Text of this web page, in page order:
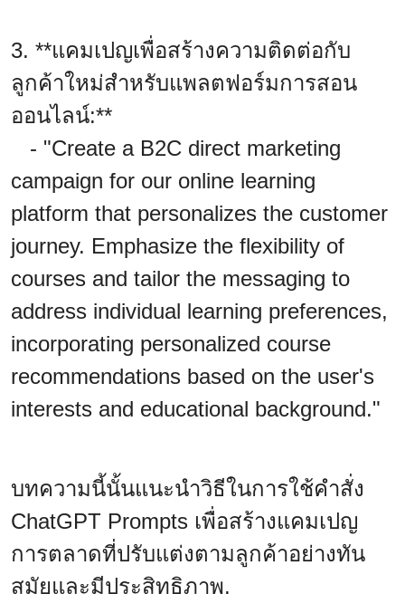
3. **แคมเปญเพื่อสร้างความติดต่อกับ
ลูกค้าใหม่สำหรับแพลตฟอร์มการสอน
ออนไลน์:**
- "Create a B2C direct marketing
campaign for our online learning
platform that personalizes the customer
journey. Emphasize the flexibility of
courses and tailor the messaging to
address individual learning preferences,
incorporating personalized course
recommendations based on the user's
interests and educational background."
บทความนี้นั้นแนะนำวิธีในการใช้คำสั่ง
ChatGPT Prompts เพื่อสร้างแคมเปญ
การตลาดที่ปรับแต่งตามลูกค้าอย่างทัน
สมัยและมีประสิทธิภาพ.